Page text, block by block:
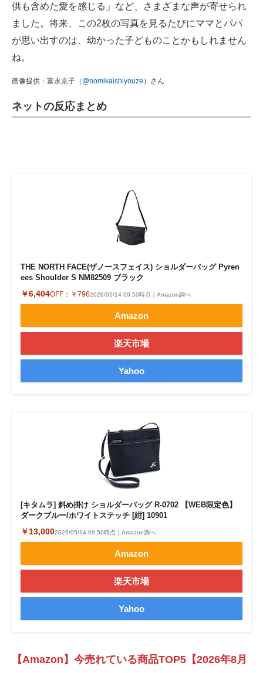
供も含めた愛を感じる」など、さまざまな声が寄せられ
ました。将来、この2枚の写真を見るたびにママとパパ
が思い出すのは、幼かった子どものことかもしれません
ね。
画像提供：富永京子（ @nomikaishiyouze ）さん
ネットの反応まとめ
THE NORTH FACE(ザノースフェイス) ショルダーバッグ Pyren
ees Shoulder S NM82509 ブラック
￥6,404OFF： ￥7962026/05/14 09:50時点｜Amazon調べ
Amazon
楽天市場
Yahoo
[キタムラ] 斜め掛け ショルダーバッグ R-0702 【WEB限定色】
ダークブルー/ホワイトステッチ [紺] 10901
￥13,0002026/05/14 09:50時点｜Amazon調べ
Amazon
楽天市場
Yahoo
【Amazon】今売れている商品TOP5【2026年8月